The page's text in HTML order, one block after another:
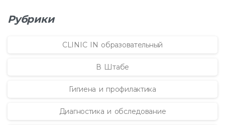
Рубрики
CLINIC IN образовательный
В Штабе
Гигиена и профилактика
Диагностика и обследование